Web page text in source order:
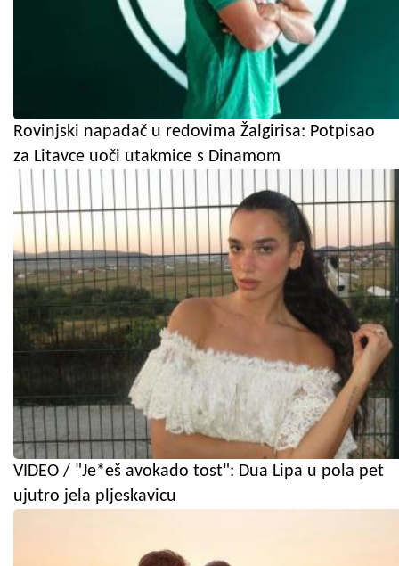
Rovinjski napadač u redovima Žalgirisa: Potpisao
za Litavce uoči utakmice s Dinamom
VIDEO / "Je*eš avokado tost": Dua Lipa u pola pet
ujutro jela pljeskavicu